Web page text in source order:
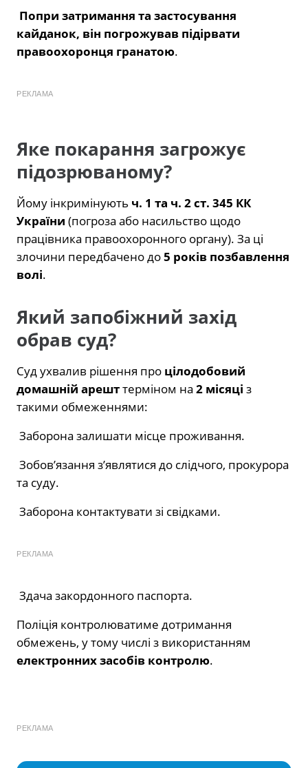
Попри затримання та застосування
кайданок, він погрожував підірвати
правоохоронця гранатою.
РЕКЛАМА
Яке покарання загрожує
підозрюваному?
Йому інкримінують ч. 1 та ч. 2 ст. 345 КК
України (погроза або насильство щодо
працівника правоохоронного органу). За ці
злочини передбачено до5 років позбавлення
волі.
Який запобіжний захід
обрав суд?
Суд ухвалив рішення про цілодобовий
домашній арешттерміном на 2 місяці з
такими обмеженнями:
Заборона залишати місце проживання.
Зобов’язання з’являтися до слідчого, прокурора
та суду.
Заборона контактувати зі свідками.
РЕКЛАМА
Здача закордонного паспорта.
Поліція контролюватиме дотримання
обмежень, у тому числі з використанням
електронних засобів контролю.
РЕКЛАМА